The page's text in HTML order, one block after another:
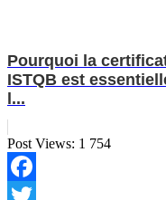
Pourquoi la
ISTQB est
l...
Post Views: 1 754
Facebook